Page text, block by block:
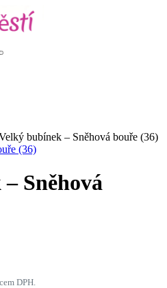
bubínek – Sněhová bouře (36)
Sněhová
DPH.